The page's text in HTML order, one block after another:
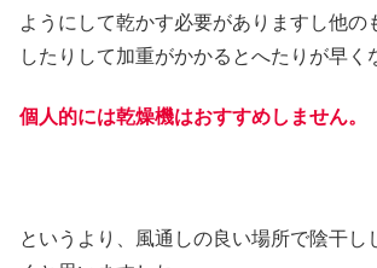
ようにして乾かす必要がありますし他の
したりして加重がかかるとへたりが早く
個人的には乾燥機はおすすめしません。
というより、風通しの良い場所で陰干し